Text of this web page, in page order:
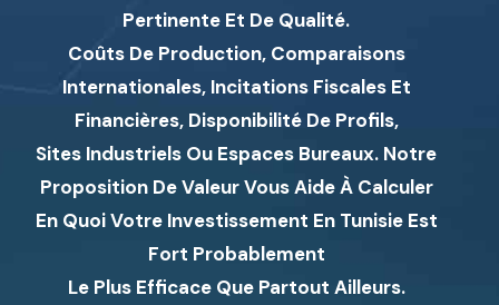
Pertinente Et De Qualité.
Coûts De Production, Comparaisons
Internationales, Incitations Fiscales Et
Financières, Disponibilité De Profils,
Sites Industriels Ou Espaces Bureaux. Notre
Proposition De Valeur Vous Aide À Calculer
En Quoi Votre Investissement En Tunisie Est
Fort Probablement
Le Plus Efficace Que Partout Ailleurs.